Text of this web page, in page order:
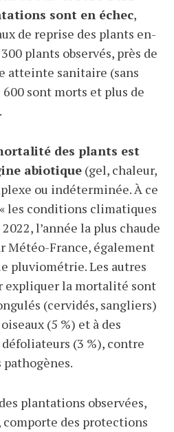
sont en échec,
de reprise des plants en-
plants observés, près de
atteinte sanitaire (sans
sont morts et plus de
des plants est
abiotique (gel, chaleur,
ou indéterminée. À ce
les conditions climatiques
l’année la plus chaude
Météo-France, également
pluviométrie. Les autres
expliquer la mortalité sont
(cervidés, sangliers)
(5 %) et à des
(3 %), contre
pathogènes.
plantations observées,
comporte des protections